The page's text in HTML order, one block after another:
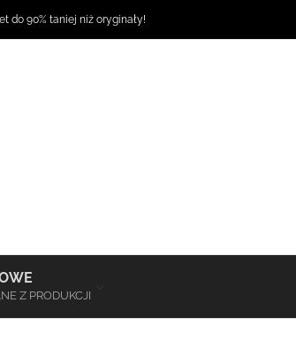
do 90% taniej niż oryginały!
Z PRODUKCJI